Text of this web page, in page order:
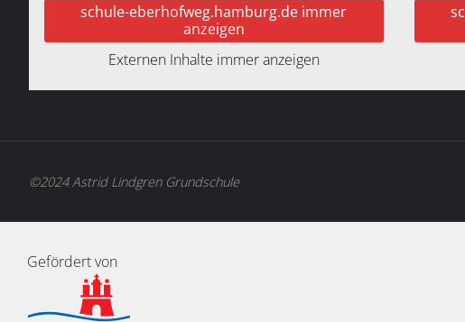
schule-eberhofweg.hamburg.de immer
anzeigen
Externen Inhalte immer anzeigen
©2024 Astrid Lindgren Grundschule
Gefördert von